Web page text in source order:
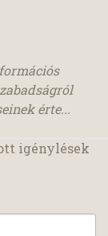
érte...
igénylések